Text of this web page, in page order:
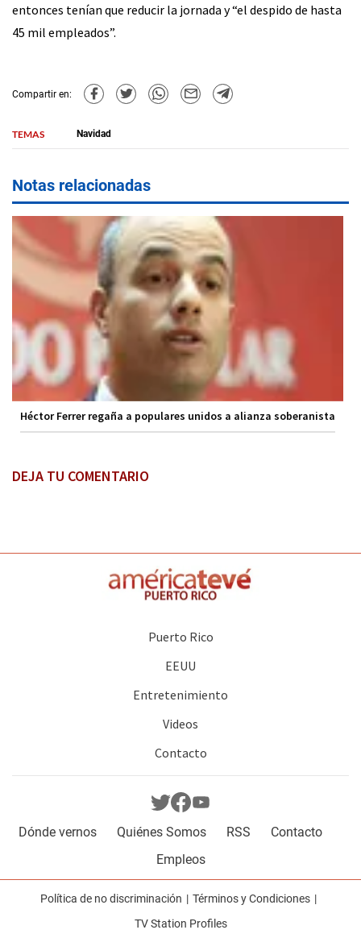
entonces tenían que reducir la jornada y “el despido de hasta
45 mil empleados”.
Compartir en:
TEMAS Navidad
Notas relacionadas
Héctor Ferrer regaña a populares unidos a alianza soberanista
DEJA TU COMENTARIO
Puerto Rico
EEUU
Entretenimiento
Videos
Contacto
Dónde vernos Quiénes Somos RSS
Contacto
Empleos
Política de no discriminación
Términos y Condiciones
TV Station Profiles